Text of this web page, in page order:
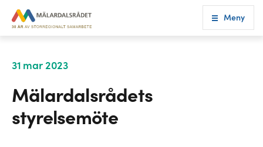
Meny
31 mar 2023
Mälardalsrådets
styrelsemöte